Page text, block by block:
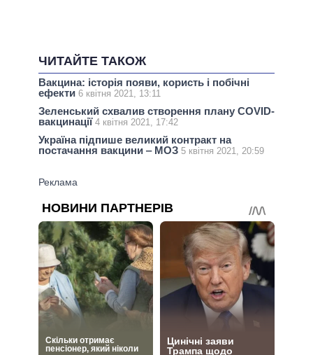
ЧИТАЙТЕ ТАКОЖ
Вакцина: історія появи, користь і побічні
ефекти 6 квітня 2021, 13:11
Зеленський схвалив створення плану COVID-
вакцинації 4 квітня 2021, 17:42
Україна підпише великий контракт на
постачання вакцини ‒ МОЗ 5 квітня 2021, 20:59